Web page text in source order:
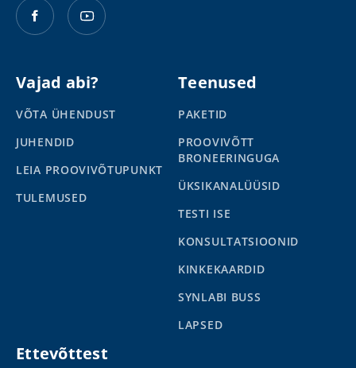
Vajad abi?
VÕTA ÜHENDUST
JUHENDID
LEIA PROOVIVÕTUPUNKT
TULEMUSED
Teenused
PAKETID
PROOVIVÕTT
BRONEERINGUGA
ÜKSIKANALÜÜSID
TESTI ISE
KONSULTATSIOONID
KINKEKAARDID
SYNLABI BUSS
LAPSED
Ettevõttest